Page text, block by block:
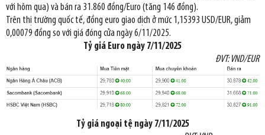
với hôm qua) và bán ra 31.860 đồng/Euro (tăng 146 đồng).
Trên thị trường quốc tế, đồng euro giao dịch ở mức 1,15393 USD/EUR, giảm
0,00079 đồng so với giá đóng cửa ngày 6/11/2025.
Tỷ giá Euro ngày 7/11/2025
ĐVT: VND/EUR
Tỷ giá ngoại tệngày 7/11/2025